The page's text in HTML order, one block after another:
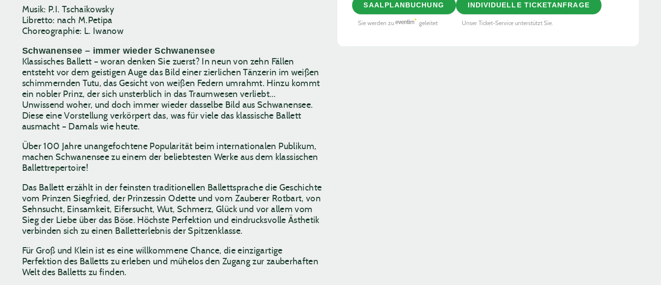
Musik: P.I. Tschaikowsky
Libretto: nach M.Petipa
Choreographie: L. Iwanow
Schwanensee – immer wieder Schwanensee
Klassisches Ballett – woran denken Sie zuerst? In neun von zehn Fällen
entsteht vor dem geistigen Auge das Bild einer zierlichen Tänzerin im weißen
schimmernden Tutu, das Gesicht von weißen Federn umrahmt. Hinzu kommt
ein nobler Prinz, der sich unsterblich in das Traumwesen verliebt…
Unwissend woher, und doch immer wieder dasselbe Bild aus Schwanensee.
Diese eine Vorstellung verkörpert das, was für viele das klassische Ballett
ausmacht – Damals wie heute.
Über 100 Jahre unangefochtene Popularität beim internationalen Publikum,
machen Schwanensee zu einem der beliebtesten Werke aus dem klassischen
Ballettrepertoire!
Das Ballett erzählt in der feinsten traditionellen Ballettsprache die Geschichte
vom Prinzen Siegfried, der Prinzessin Odette und vom Zauberer Rotbart, von
Sehnsucht, Einsamkeit, Eifersucht, Wut, Schmerz, Glück und vor allem vom
Sieg der Liebe über das Böse. Höchste Perfektion und eindrucksvolle Ästhetik
verbinden sich zu einen Balletterlebnis der Spitzenklasse.
Für Groß und Klein ist es eine willkommene Chance, die einzigartige
Perfektion des Balletts zu erleben und mühelos den Zugang zur zauberhaften
Welt des Balletts zu finden.
SAALPLANBUCHUNG
Sie werden zu geleitet
INDIVIDUELLE TICKETANFRAGE
Unser Ticket-Service unterstützt Sie.